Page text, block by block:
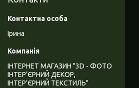
Ірина
ІНТЕРНЕТ МАГАЗИН "3D - ФОТО
ІНТЕР’ЄРНИЙ ДЕКОР,
ІНТЕР’ЄРНИЙ ТЕКСТИЛЬ"